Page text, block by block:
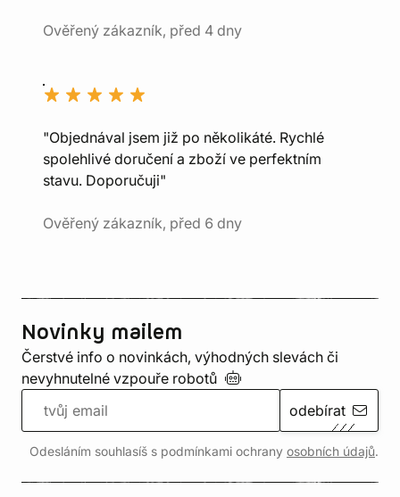
Ověřený zákazník, před 4 dny
"Objednával jsem již po několikáté. Rychlé
spolehlivé doručení a zboží ve perfektním
stavu. Doporučuji"
Ověřený zákazník, před 6 dny
Novinky mailem
Čerstvé info o novinkách, výhodných slevách či
nevyhnutelné vzpouře robotů
odebírat
Odesláním souhlasíš s podmínkami ochrany osobních údajů.